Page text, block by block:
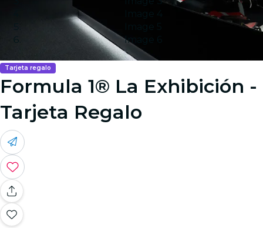
Image 4
Image 5
Image 6
Tarjeta regalo
Formula 1® La Exhibición -
Tarjeta Regalo